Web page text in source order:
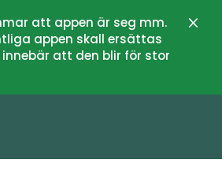
att appen är seg mm.
appen skall ersättas
att den blir för stor
Sulje